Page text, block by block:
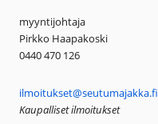
myyntijohtaja
Pirkko Haapakoski
0440 470 126
ilmoitukset@seutumajakka.fi
Kaupalliset ilmoitukset